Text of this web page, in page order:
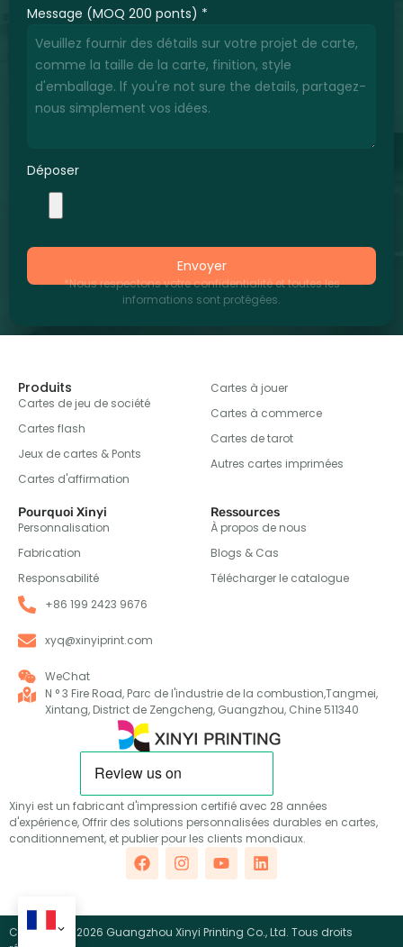
Message (MOQ 200 ponts) *
Déposer
Envoyer
*Nous respectons votre confidentialité et toutes les
informations sont protégées.
Xinyi est un fabricant d'impression certifié avec 28 années
d'expérience, Offrir des solutions personnalisées durables en cartes,
conditionnement, et publier pour les clients mondiaux.
Produits
Cartes de jeu de société
Cartes flash
Jeux de cartes & Ponts
Cartes d'affirmation
Cartes à jouer
Cartes à commerce
Cartes de tarot
Autres cartes imprimées
Pourquoi Xinyi
Personnalisation
Fabrication
Responsabilité
Ressources
À propos de nous
Blogs & Cas
Télécharger le catalogue
+86 199 2423 9676
xyq@xinyiprint.com
WeChat
N ° 3 Fire Road, Parc de l'industrie de la combustion,Tangmei,
Xintang, District de Zengcheng, Guangzhou, Chine 511340
Copyright ©2026 Guangzhou Xinyi Printing Co., Ltd. Tous droits